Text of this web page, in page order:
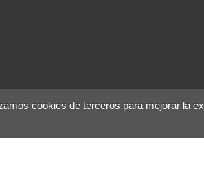
cookies de terceros para mejorar la